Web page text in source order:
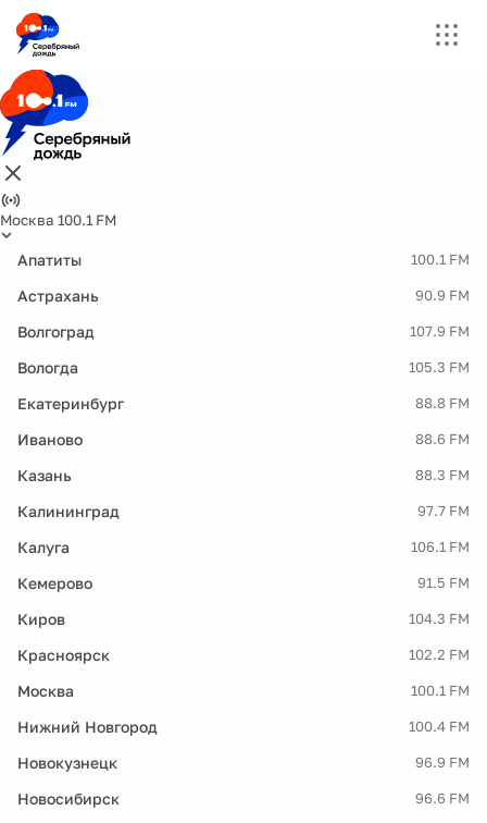
Москва 100.1 FM
Апатиты 100.1 FM
Астрахань 90.9 FM
Волгоград 107.9 FM
Вологда 105.3 FM
Екатеринбург 88.8 FM
Иваново 88.6 FM
Казань 88.3 FM
Калининград 97.7 FM
Калуга 106.1 FM
Кемерово 91.5 FM
Киров 104.3 FM
Красноярск 102.2 FM
Москва 100.1 FM
Нижний Новгород 100.4 FM
Новокузнецк 96.9 FM
Новосибирск 96.6 FM